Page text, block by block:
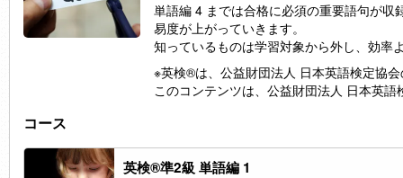
単語編 4 までは合格に必須の重要語句が
易度が上がっていきます。
知っているものは学習対象から外し、効率
※英検®は、公益財団法人 日本英語検定協
このコンテンツは、公益財団法人 日本英
コース
英検®準2級 単語編 1